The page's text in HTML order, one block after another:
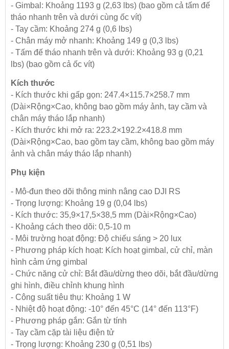
- Gimbal: Khoảng 1193 g (2,63 lbs) (bao gồm cả tấm đế
tháo nhanh trên và dưới cùng ốc vít)
- Tay cầm: Khoảng 274 g (0,6 lbs)
- Chân máy mở nhanh: Khoảng 149 g (0,3 lbs)
- Tấm đế tháo nhanh trên và dưới: Khoảng 93 g (0,21
lbs) (bao gồm cả ốc vít)
Kích thước
- Kích thước khi gấp gọn: 247.4×115.7×258.7 mm
(Dài×Rộng×Cao, không bao gồm máy ảnh, tay cầm và
chân máy tháo lắp nhanh)
- Kích thước khi mở ra: 223.2×192.2×418.8 mm
(Dài×Rộng×Cao, bao gồm tay cầm, không bao gồm máy
ảnh và chân máy tháo lắp nhanh)
Phụ kiện
- Mô-đun theo dõi thông minh nâng cao DJI RS
- Trọng lượng: Khoảng 19 g (0,04 lbs)
- Kích thước: 35,9×17,5×38,5 mm (Dài×Rộng×Cao)
- Khoảng cách theo dõi: 0,5-10 m
- Môi trường hoạt động: Độ chiếu sáng > 20 lux
- Phương pháp kích hoạt: Kích hoạt gimbal, cử chỉ, màn
hình cảm ứng gimbal
- Chức năng cử chỉ: Bắt đầu/dừng theo dõi, bắt đầu/dừng
ghi hình, điều chỉnh khung hình
- Công suất tiêu thụ: Khoảng 1 W
- Nhiệt độ hoạt động: -10° đến 45°C (14° đến 113°F)
- Phương pháp gắn: Gắn từ tính
- Tay cầm cặp tài liệu điện tử
- Trọng lượng: Khoảng 230 g (0,51 lbs)